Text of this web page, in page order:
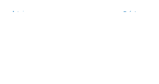
Anterior Próximo